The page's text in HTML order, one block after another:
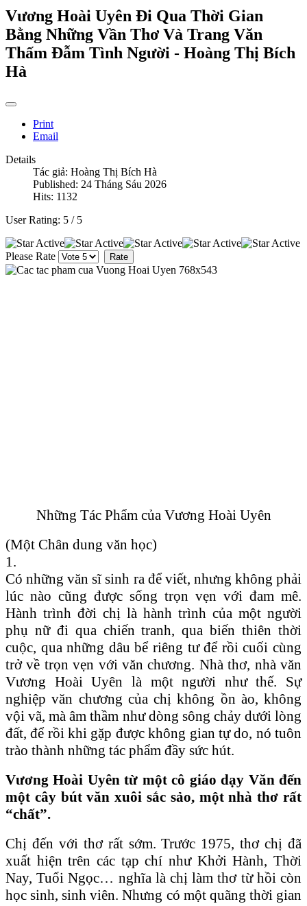
Vương Hoài Uyên Đi Qua Thời Gian
Bằng Những Vần Thơ Và Trang Văn
Thấm Đẫm Tình Người - Hoàng Thị Bích
Hà
Print
Email
Details
Tác giả: Hoàng Thị Bích Hà
Published: 24 Tháng Sáu 2026
Hits: 1132
User Rating: 5 / 5
Please Rate
Những Tác Phẩm của Vương Hoài Uyên
(Một Chân dung văn học)
1.
Có những văn sĩ sinh ra để viết, nhưng không phải
lúc nào cũng được sống trọn vẹn với đam mê.
Hành trình đời chị là hành trình của một người
phụ nữ đi qua chiến tranh, qua biến thiên thời
cuộc, qua những dâu bể riêng tư để rồi cuối cùng
trở về trọn vẹn với văn chương. Nhà thơ, nhà văn
Vương Hoài Uyên là một người như thế. Sự
nghiệp văn chương của chị không ồn ào, không
vội vã, mà âm thầm như dòng sông chảy dưới lòng
đất, để rồi khi gặp được không gian tự do, nó tuôn
trào thành những tác phẩm đầy sức hút.
Vương Hoài Uyên từ một cô giáo dạy Văn đến
một cây bút văn xuôi sắc sảo, một nhà thơ rất
“chất”.
Chị đến với thơ rất sớm. Trước 1975, thơ chị đã
xuất hiện trên các tạp chí như Khởi Hành, Thời
Nay, Tuổi Ngọc… nghĩa là chị làm thơ từ hồi còn
học sinh, sinh viên. Nhưng có một quãng thời gian